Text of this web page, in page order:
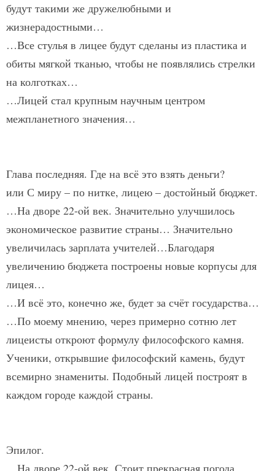
будут такими же дружелюбными и
жизнерадостными…
…Все стулья в лицее будут сделаны из пластика и
обиты мягкой тканью, чтобы не появлялись стрелки
на колготках…
…Лицей стал крупным научным центром
межпланетного значения…
Глава последняя. Где на всё это взять деньги?
или С миру – по нитке, лицею – достойный бюджет.
…На дворе 22-oй век. Значительно улучшилось
экономическое развитие страны… Значительно
увеличилась зарплата учителей…Благодаря
увеличению бюджета построены новые корпусы для
лицея…
…И всё это, конечно же, будет за счёт государства…
…По моему мнению, через примерно сотню лет
лицеисты откроют формулу философского камня.
Ученики, открывшие философский камень, будут
всемирно знамениты. Подобный лицей построят в
каждом городе каждой страны.
Эпилог.
…На дворе 22-oй век. Стоит прекрасная погода,